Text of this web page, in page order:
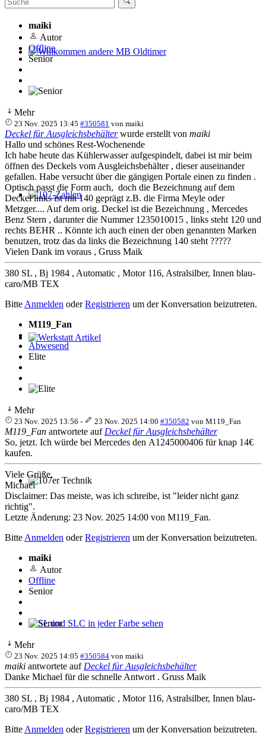
Willkommen andere MB Oldtimer
107-Zahlen
Werkstatt Artikel
107er Technik
maiki
Autor
Offline
Senior
Mehr
23 Nov. 2025 13:45 #350581 vonmaiki
Deckel für Ausgleichsbehälterwurde erstellt von maiki
Hallo und schönes Rest-Wochenende
Ich habe heute das Kühlerwasser aufgespindelt, dabei ist mir beim
öffnen des Deckels vom Ausgleichsbehälter , dieser auseinander
gefallen. Habe versucht über die gängigen Portale einen zu finden .
Optisch passt die Form auch, doch die Bezeichnung auf dem
Deckel links ist mit 140 geprägt z.B. die Firma Meyle oder
Metzger.... Auf dem orig. Deckel ist die Bezeichnung , Mercedes
Benz Stern , darunter die Nummer 1235010015 , links steht 120 und
rechts BEHR .. Könnte ich auch einen der oben genannten Marken
benutzen, trotz das da links die Bezeichnung 140 steht ?????
Vielen Dank im voraus , Gruss Maik
380 SL , Bj 1984 , Automatic , Motor 116, Astralsilber, Innen blau-
caro/MB TEX
Bitte Anmelden oderRegistrieren um der Konversation beizutreten.
M119_Fan
Abwesend
Elite
Mehr
23 Nov. 2025 13:56 - 23 Nov. 2025 14:00 #350582 von M119_Fan
M119_Fan antwortete auf Deckel für Ausgleichsbehälter
So, jetzt. Ich würde bei Mercedes den A1245000406 für knap 14€
kaufen.
Viele Grüße,
Michael
Disclaimer: Das meiste, was ich schreibe, ist "leider nicht ganz
richtig".
Letzte Änderung: 23 Nov. 2025 14:00 von M119_Fan.
Bitte Anmelden oderRegistrieren um der Konversation beizutreten.
maiki
Autor
Offline
Senior
Mehr
23 Nov. 2025 14:05 #350584 vonmaiki
maiki antwortete auf Deckel für Ausgleichsbehälter
Danke Michael für die schnelle Antwort . Gruss Maik
380 SL , Bj 1984 , Automatic , Motor 116, Astralsilber, Innen blau-
caro/MB TEX
Bitte Anmelden oderRegistrieren um der Konversation beizutreten.